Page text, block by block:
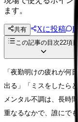
ます。
共有 Xに投稿
この記事の目次22項目
「夜勤明けの疲れが何
出る」「ミスをしたら
メンタル不調は、長時
重なるなかで、誰にで